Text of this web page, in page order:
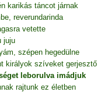
karikás táncot járnak
reverundarinda
vetette
juju
szépen hegedülne
királyok szíveket gerjesztő
leborulva imádjuk
rajtunk ez életben